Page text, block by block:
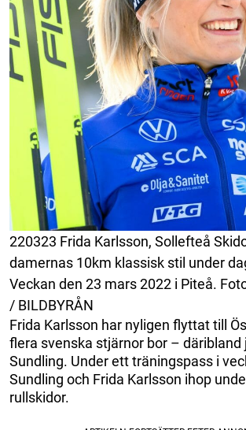
220323 Frida Karlsson, Sollefteå
damernas 10km klassisk stil under
Veckan den 23 mars 2022 i Piteå.
/ BILDBYRÅN
Frida Karlsson har nyligen flyttat till
flera svenska stjärnor bor – däribland
Sundling. Under ett träningspass i
Sundling och Frida Karlsson ihop
rullskidor.